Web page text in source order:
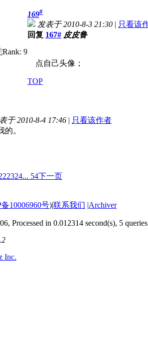
169#
发表于 2010-8-3 21:30 | 只看该
回复 167# 皮皮鲁
点自己头像；
TOP
于 2010-8-4 17:46 | 只看该作者
的。
2324... 54下一页
10006960号)|联系我们 |Archiver
Processed in 0.012314 second(s), 5 queries
Inc.